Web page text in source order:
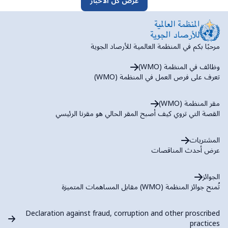
مرحبًا بكم في المنظمة العالمية للأرصاد الجوية
وظائف في المنظمة (WMO)
تعرف على فرص العمل في المنظمة (WMO)
مقر المنظمة (WMO)
القصة التي تروي كيف أصبح المقر الحالي هو مقرنا الرئيسي
المشتريات
عرض أحدث المناقصات
الجوائز
تُمنح جوائز المنظمة (WMO) مقابل المساهمات المتميزة
Declaration against fraud, corruption and other proscribed
practices